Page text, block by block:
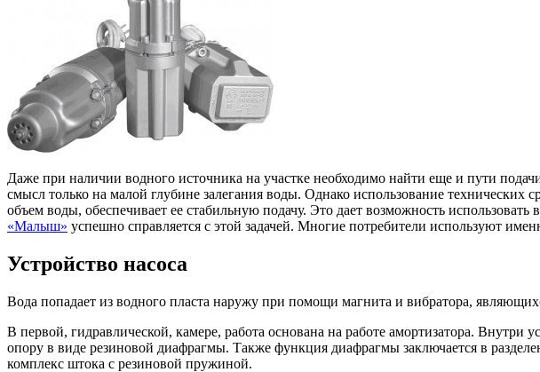
Даже при наличии водного источника на участке необходимо найти еще и пути
смысл только на малой глубине залегания воды. Однако использование технических
объем воды, обеспечивает ее стабильную подачу. Это дает возможность
«Малыш» успешно справляется с этой задачей. Многие потребители используют
Устройство насоса
Вода попадает из водного пласта наружу при помощи магнита и вибратора,
В первой, гидравлической, камере, работа основана на работе амортизатора.
опору в виде резиновой диафрагмы. Также функция диафрагмы заключается в
комплекс штока с резиновой пружиной.